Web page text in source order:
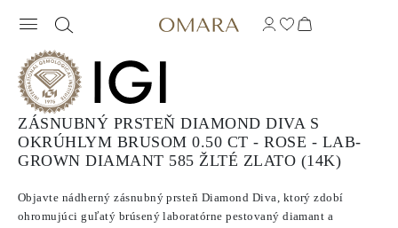
ZÁSNUBNÝ PRSTEŇ DIAMOND DIVA S
OKRÚHLYM BRUSOM 0.50 CT - ROSE - LAB-
GROWN DIAMANT 585 ŽLTÉ ZLATO (14K)
Objavte nádherný zásnubný prsteň Diamond Diva, ktorý zdobí
ohromujúci guľatý brúsený laboratórne pestovaný diamant a